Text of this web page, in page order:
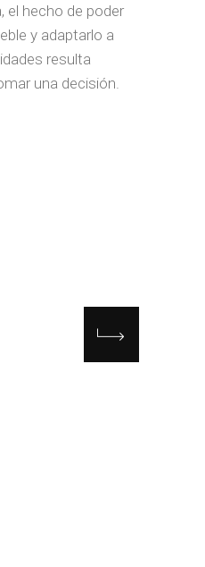
el hecho de poder
y adaptarlo a
resulta
una decisión.